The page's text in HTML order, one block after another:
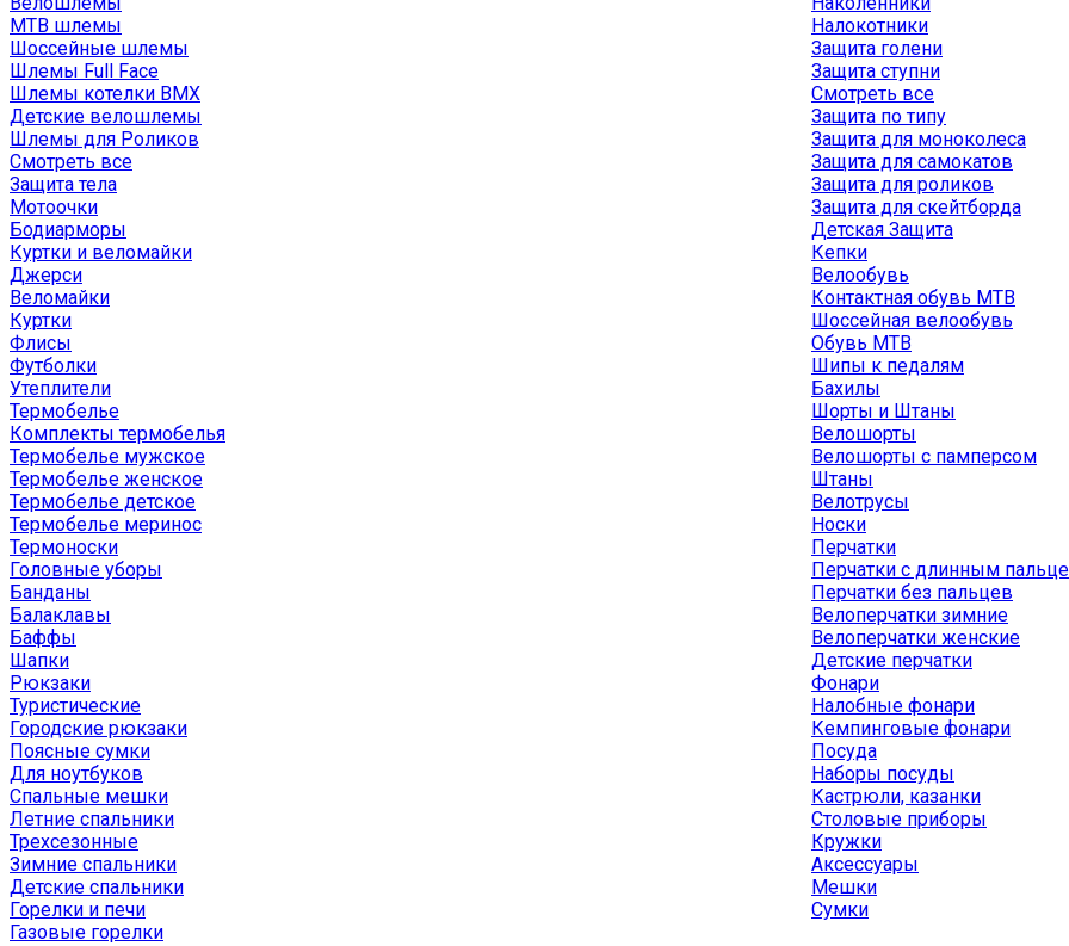
MTB шлемы
Шоссейные шлемы
Шлемы Full Face
Шлемы котелки BMX
Детские велошлемы
Шлемы для Роликов
Смотреть все
Защита тела
Мотоочки
Бодиарморы
Налокотники
Защита голени
Защита ступни
Смотреть все
Защита по типу
Защита для моноколеса
Защита для самокатов
Защита для роликов
Защита для скейтборда
Детская Защита
Куртки и веломайки
Джерси
Веломайки
Куртки
Флисы
Футболки
Утеплители
Термобелье
Комплекты термобелья
Термобелье мужское
Термобелье женское
Термобелье детское
Термобелье меринос
Термоноски
Головные уборы
Банданы
Балаклавы
Баффы
Шапки
Кепки
Велообувь
Контактная обувь MTB
Шоссейная велообувь
Обувь MTB
Шипы к педалям
Бахилы
Шорты и Штаны
Велошорты
Велошорты с памперсом
Штаны
Велотрусы
Носки
Перчатки
Перчатки с длинным
Перчатки без пальцев
Велоперчатки зимние
Велоперчатки женские
Детские перчатки
Рюкзаки
Туристические
Городские рюкзаки
Поясные сумки
Для ноутбуков
Спальные мешки
Летние спальники
Трехсезонные
Зимние спальники
Детские спальники
Горелки и печи
Газовые горелки
Фонари
Налобные фонари
Кемпинговые фонари
Посуда
Наборы посуды
Кастрюли, казанки
Столовые приборы
Кружки
Аксессуары
Мешки
Сумки